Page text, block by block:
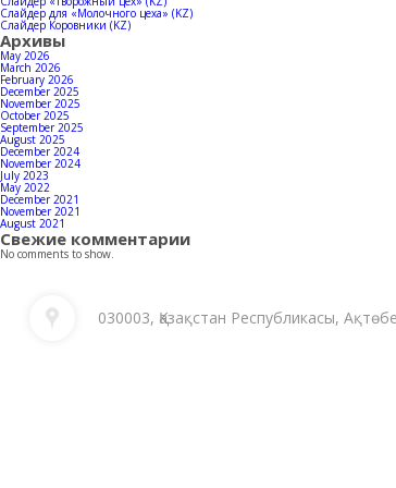
Слайдер для «Молочного цеха» (KZ)
Слайдер Коровники (KZ)
Архивы
May 2026
March 2026
February 2026
December 2025
November 2025
October 2025
September 2025
August 2025
December 2024
November 2024
July 2023
May 2022
December 2021
November 2021
August 2021
Свежие комментарии
No comments to show.
030003, Қазақстан Республикасы,